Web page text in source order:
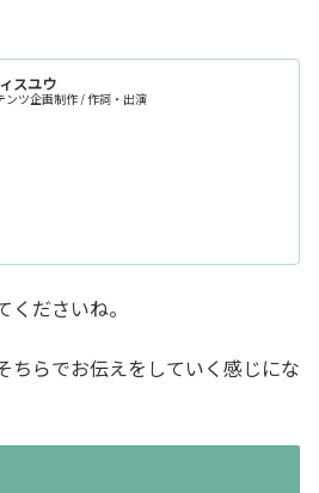
スユウ
ンツ企画制作 / 作詞・出演
ださいね。
ちらでお伝えをしていく感じにな